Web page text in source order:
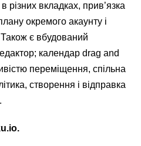
різних вкладках, прив’язка
окремого акаунту і
є вбудований
календар drag and
переміщення, спільна
створення і відправка
.